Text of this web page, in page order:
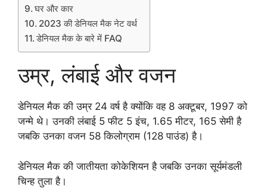
घर और कार
2023 की डेनियल मैक नेट वर्थ
डेनियल मैक के बारे में FAQ
उम्र, लंबाई और वजन
डेनियल मैक की उम्र 24 वर्ष है क्योंकि वह 8 अक्टूबर, 1997 को
जन्मे थे। उनकी लंबाई 5 फीट 5 इंच, 1.65 मीटर, 165 सेमी है
जबकि उनका वजन 58 किलोग्राम (128 पाउंड) है।
डेनियल मैक की जातीयता कोकेशियन है जबकि उनका सूर्यमंडली
चिन्ह तुला है।